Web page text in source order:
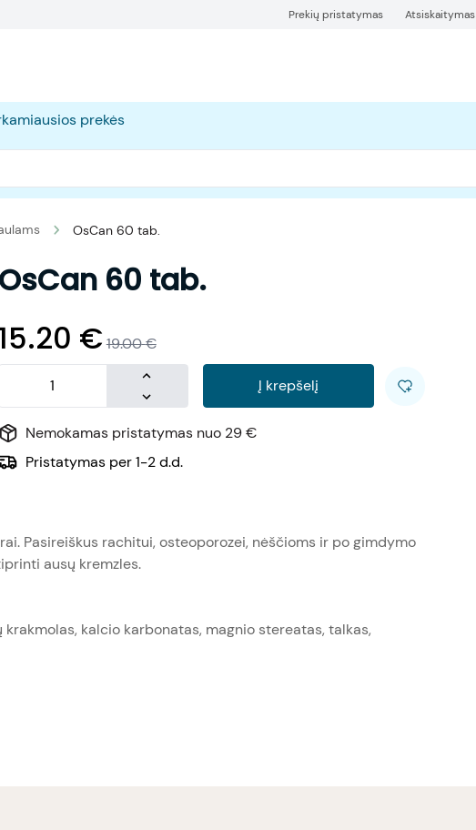
Prekių pristatymas Atsiskaitymas
prekės
OsCan 60 tab.
OsCan 60 tab.
15.20 € 19.00€
Į krepšelį
Nemokamas pristatymas nuo 29 €
Pristatymas per 1-2 d.d.
Pasireiškus rachitui, osteoporozei, nėščioms ir po gimdymo
ausų kremzles.
kalcio karbonatas, magnio stereatas, talkas,